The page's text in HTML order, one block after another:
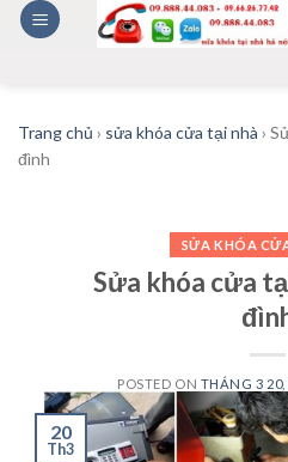
Skip
Trang chủ › sửa khóa cửa tại nhà ›
đình
SỬA KHÓA
Sửa khóa cửa
POSTED ON THÁNG 3 20,
20
Th3